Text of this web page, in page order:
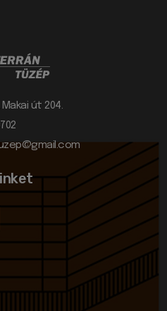
út 204.